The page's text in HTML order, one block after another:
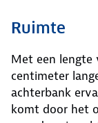
Ruimte
Met een lengte
centimeter
achterbank
komt door het